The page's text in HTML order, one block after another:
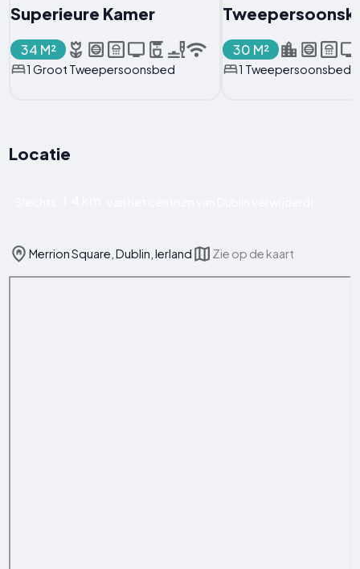
Superieure Kamer
34 M²
1 Groot Tweepersoonsbed
30 M²
1 Tweepersoonsbed
Locatie
Merrion Square, Dublin, Ierland Zie op de kaart